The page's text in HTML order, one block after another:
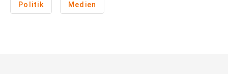
Politik Medien